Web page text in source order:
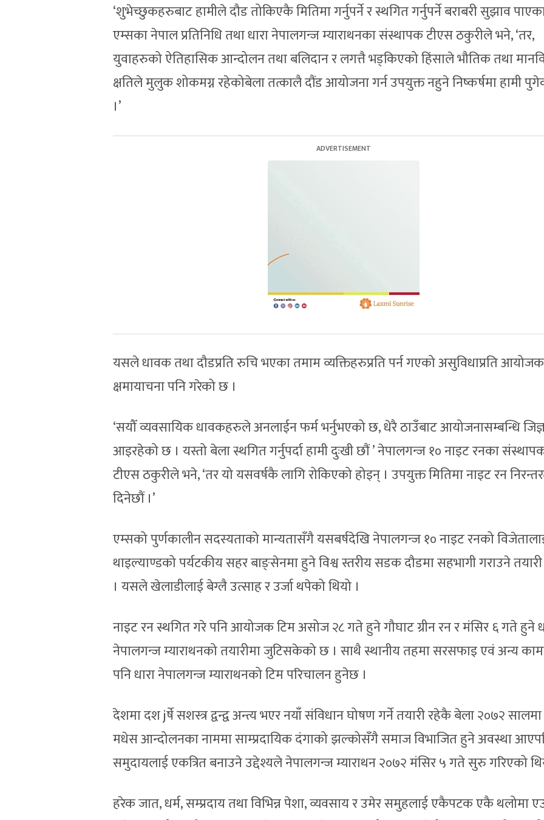
‘शुभेच्छुकहरुबाट हामीले दौड तोकिएकै मितिमा गर्नुपर्ने र स्थगित गर्नुपर्ने बराबरी सुझाव
एम्सका नेपाल प्रतिनिधि तथा धारा नेपालगन्ज म्याराथनका संस्थापक टीएस ठकुरीले भने, ‘तर,
युवाहरुको ऐतिहासिक आन्दोलन तथा बलिदान र लगत्तै भड्किएको हिंसाले भौतिक तथा
क्षतिले मुलुक शोकमग्न रहेकोबेला तत्कालै दौंड आयोजना गर्न उपयुक्त नहुने निष्कर्षमा हामी
।’
यसले धावक तथा दौडप्रति रुचि भएका तमाम व्यक्तिहरुप्रति पर्न गएको असुविधाप्रति
क्षमायाचना पनि गरेको छ ।
‘सयौँ व्यवसायिक धावकहरुले अनलाईन फर्म भर्नुभएको छ, धेरै ठाउँबाट आयोजनासम्बन्धि
आइरहेको छ । यस्तो बेला स्थगित गर्नुपर्दा हामी दुःखी छौं ’ नेपालगन्ज १० नाइट रनका
टीएस ठकुरीले भने, ‘तर यो यसवर्षकै लागि रोकिएको होइन् । उपयुक्त मितिमा नाइट रन
दिनेछौं ।’
एम्सको पुर्णकालीन सदस्यताको मान्यतासँगै यसबर्षदेखि नेपालगन्ज १० नाइट रनको
थाइल्याण्डको पर्यटकीय सहर बाङ्सेनमा हुने विश्व स्तरीय सडक दौडमा सहभागी गराउने
। यसले खेलाडीलाई बेग्लै उत्साह र उर्जा थपेको थियो ।
नाइट रन स्थगित गरे पनि आयोजक टिम असोज २८ गते हुने गौघाट ग्रीन रन र मंसिर ६ गते हुने
नेपालगन्ज म्याराथनको तयारीमा जुटिसकेको छ । साथै स्थानीय तहमा सरसफाइ एवं अन्य
पनि धारा नेपालगन्ज म्याराथनको टिम परिचालन हुनेछ ।
देशमा दश jर्षे सशस्त्र द्वन्द्व अन्त्य भएर नयाँ संविधान घोषण गर्ने तयारी रहेकै बेला २०७२ सालमा
मधेस आन्दोलनका नाममा साम्प्रदायिक दंगाको झल्कोसँगै समाज विभाजित हुने अवस्था
समुदायलाई एकत्रित बनाउने उद्देश्यले नेपालगन्ज म्याराथन २०७२ मंसिर ५ गते सुरु गरिएको
हरेक जात, धर्म, सम्प्रदाय तथा विभिन्न पेशा, व्यवसाय र उमेर समुहलाई एकैपटक एकै थलोमा